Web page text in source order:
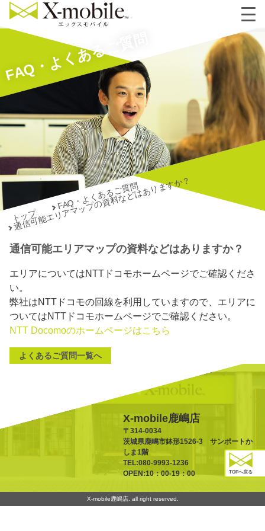
FAQ・よくあるご質問
トップ
FAQ・よくあるご質問
通信可能エリアマップの資料などはありますか？
通信可能エリアマップの資料などはありますか？
エリアについてはNTTドコモホームページでご確認くださ
い。
弊社はNTTドコモの回線を利用していますので、エリアに
ついてはNTTドコモホームページでご確認ください。
NTT Docomoのホームページはこちら
よくあるご質問一覧へ
X-mobile鹿嶋店. all right reserved.
X-mobile鹿嶋店
〒314-0034
茨城県鹿嶋市鉢形1526-3 サンポートか
しま1階
TEL:080-9993-1236
OPEN:10：00-19：00
TOPへ戻る